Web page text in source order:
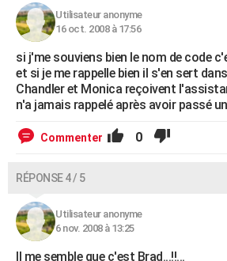
Utilisateur anonyme
16 oct. 2008 à 17:56
si j'me souviens bien le nom de code
et si je me rappelle bien il s'en sert
Chandler et Monica reçoivent
n'a jamais rappelé après avoir passé
Commenter 0
RÉPONSE 4 / 5
Utilisateur anonyme
6 nov. 2008 à 13:25
Il me semble que c'est Brad...!!...